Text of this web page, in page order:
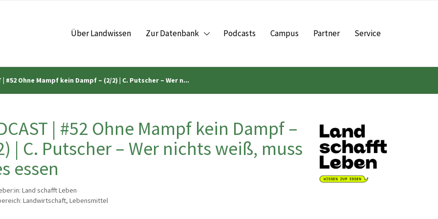
Über Landwissen Zur Datenbank Podcasts Campus Partner Service
| #52 Ohne Mampf kein Dampf – (2/2) | C. Putscher – Wer n...
| #52 Ohne Mampf kein Dampf –
| C. Putscher – Wer nichts weiß, muss
essen
Land schafft Leben
Landwirtschaft, Lebensmittel